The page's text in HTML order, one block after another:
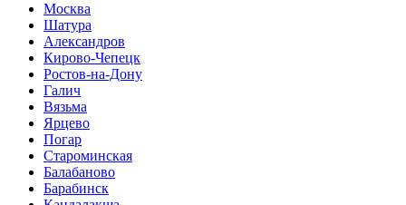
Москва
Шатура
Александров
Кирово-Чепецк
Ростов-на-Дону
Галич
Вязьма
Ярцево
Погар
Староминская
Балабаново
Барабинск